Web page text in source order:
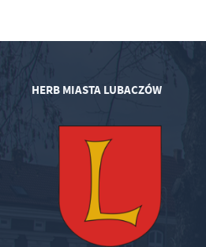
HERB MIASTA LUBACZÓW